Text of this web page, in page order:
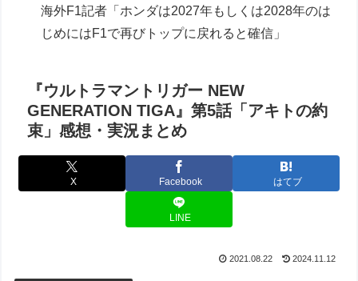
海外F1記者「ホンダは2027年もしくは2028年のは
じめにはF1で再びトップに戻れると確信」
『ウルトラマントリガー NEW
GENERATION TIGA』第5話「アキトの約
束」感想・実況まとめ
X Facebook はてブ
LINE
2021.08.22 2024.11.12